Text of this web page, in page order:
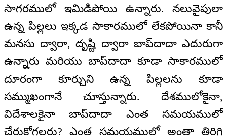
సాగరములో ఇమిడిపోయి ఉన్నారు. నలువైపులా
ఉన్న పిల్లలు ఇక్కడ సాకారములో లేకపోయినా కానీ
మనసు ద్వారా, దృష్టి ద్వారా బాప్‌దాదా ఎదురుగా
ఉన్నారు మరియు బాప్‌దాదా కూడా సాకారములో
దూరంగా కూర్చుని ఉన్న పిల్లలను కూడా
సమ్ముఖంగానే చూస్తున్నారు. దేశములోకైనా,
విదేశాలకైనా బాప్‌దాదా ఎంత సమయములో
చేరుకోగలరు? ఎంత సమయములో అంతా తిరిగి